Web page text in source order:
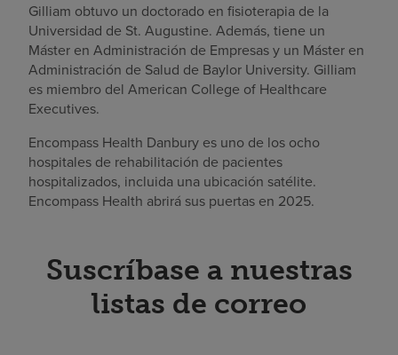
Gilliam obtuvo un doctorado en fisioterapia de la
Universidad de St. Augustine. Además, tiene un
Máster en Administración de Empresas y un Máster en
Administración de Salud de Baylor University. Gilliam
es miembro del American College of Healthcare
Executives.
Encompass Health Danbury es uno de los ocho
hospitales de rehabilitación de pacientes
hospitalizados, incluida una ubicación satélite.
Encompass Health abrirá sus puertas en 2025.
Suscríbase a nuestras
listas de correo